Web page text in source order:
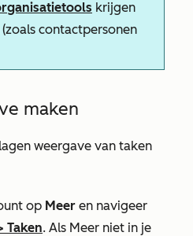
krijgen
contactpersonen
maken
weergave van taken
op Meer en navigeer
Taken. Als Meer niet in je